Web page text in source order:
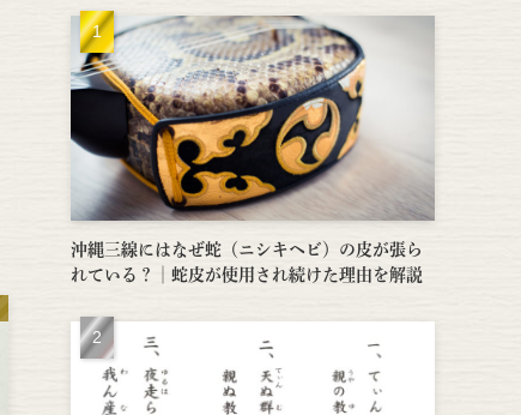
沖縄三線にはなぜ蛇（ニシキヘビ）の皮が張ら
れている？│蛇皮が使用され続けた理由を解説